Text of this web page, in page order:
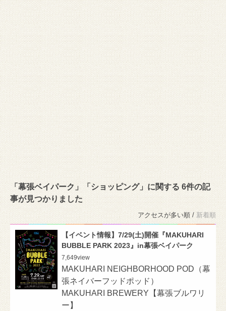
「幕張ベイパーク」「ショッピング」に関する 6件の記
事が見つかりました
アクセスが多い順 / 新着順
【イベント情報】7/29(土)開催『MAKUHARI
BUBBLE PARK 2023』in幕張ベイパーク
7,649view
MAKUHARI NEIGHBORHOOD POD（幕
張ネイバーフッドポッド）
MAKUHARI BREWERY【幕張ブルワリ
ー】